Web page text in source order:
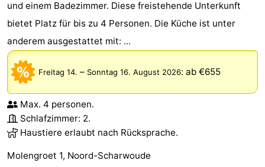
und einem Badezimmer. Diese freistehende Unterkunft
bietet Platz für bis zu 4 Personen. Die Küche ist unter
anderem ausgestattet mit: ...
Freitag 14. – Sonntag 16. August 2026: ab €655
Max. 4 personen.
Schlafzimmer: 2.
Haustiere erlaubt nach Rücksprache.
Molengroet 1, Noord-Scharwoude